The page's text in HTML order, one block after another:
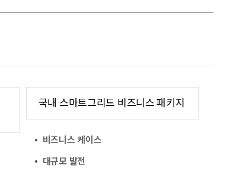
국내 스마트그리드 비즈니스 패키지
비즈니스 케이스
대규모 발전